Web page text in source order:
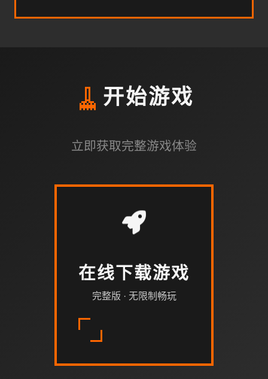
🧹 开始游戏
立即获取完整游戏体验
在线下载游戏
完整版 · 无限制畅玩